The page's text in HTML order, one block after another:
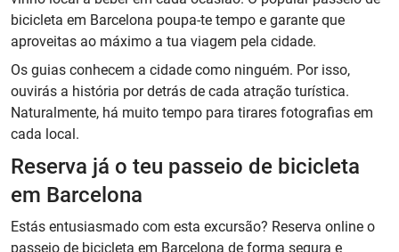
bicicleta em Barcelona poupa-te tempo e garante que
aproveitas ao máximo a tua viagem pela cidade.
Os guias conhecem a cidade como ninguém. Por isso,
ouvirás a história por detrás de cada atração turística.
Naturalmente, há muito tempo para tirares fotografias em
cada local.
Reserva já o teu passeio de bicicleta
em Barcelona
Estás entusiasmado com esta excursão? Reserva online o
passeio de bicicleta em Barcelona de forma segura e